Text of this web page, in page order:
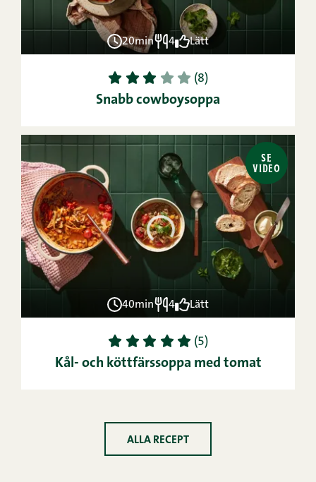
20min 4 Lätt
1 2 3 4 5 (8)
Snabb cowboysoppa
SE
VIDEO
40min 4 Lätt
1 2 3 4 5 (5)
Kål- och köttfärssoppa med tomat
ALLA RECEPT